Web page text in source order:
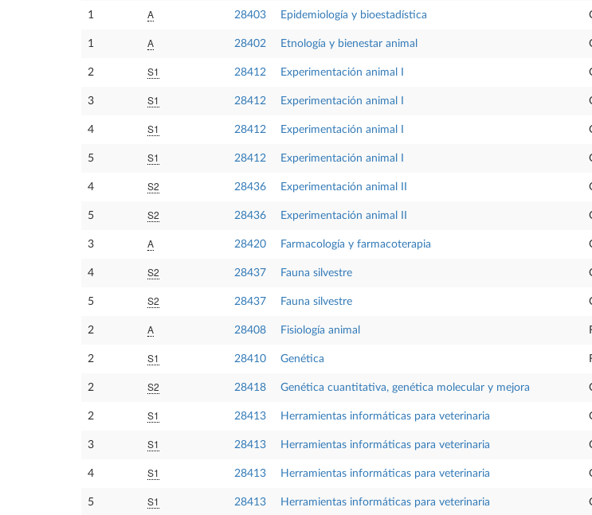
1 A 28403 Epidemiología y bioestadística
1 A 28402 Etnología y bienestar animal
2 S1 28412 Experimentación animal I
3 S1 28412 Experimentación animal I
4 S1 28412 Experimentación animal I
5 S1 28412 Experimentación animal I
4 S2 28436 Experimentación animal II
5 S2 28436 Experimentación animal II
3 A 28420 Farmacología y farmacoterapia
4 S2 28437 Fauna silvestre
5 S2 28437 Fauna silvestre
2 A 28408 Fisiología animal
2 S1 28410 Genética
2 S2 28418 Genética cuantitativa, genética molecular y mejora
2 S1 28413 Herramientas informáticas para veterinaria
3 S1 28413 Herramientas informáticas para veterinaria
4 S1 28413 Herramientas informáticas para veterinaria
5 S1 28413 Herramientas informáticas para veterinaria